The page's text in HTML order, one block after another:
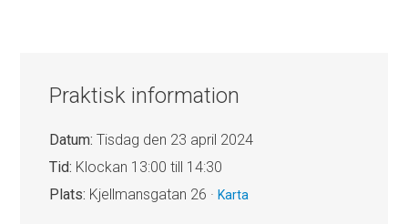
Praktisk information
Datum:Tisdag den 23 april 2024
Tid: Klockan 13:00 till 14:30
Plats: Kjellmansgatan 26 ·Karta